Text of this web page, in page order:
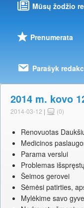
Mūsų žodžio
Prenumerata
Parašyk
2014 m. kovo
2014-03-12 | (0)
Renovuotas
Medicinos
Parama verslui
Problemas
Šeimos gerovei
Sėmėsi patirties,
Mylėkime savo